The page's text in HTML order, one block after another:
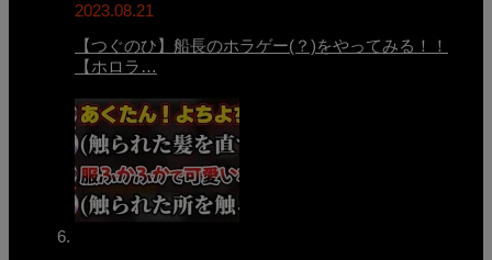
2023.08.21
【つぐのひ】船長のホラゲー(？)をやってみる！！
【ホロラ…